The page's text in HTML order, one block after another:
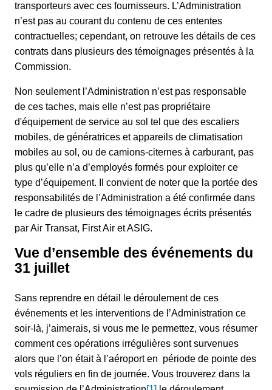
transporteurs avec ces fournisseurs. L’Administration
n’est pas au courant du contenu de ces ententes
contractuelles; cependant, on retrouve les détails de ces
contrats dans plusieurs des témoignages présentés à la
Commission.
Non seulement l’Administration n’est pas responsable
de ces taches, mais elle n’est pas propriétaire
d'équipement de service au sol tel que des escaliers
mobiles, de génératrices et appareils de climatisation
mobiles au sol, ou de camions-citernes à carburant, pas
plus qu’elle n’a d’employés formés pour exploiter ce
type d’équipement. Il convient de noter que la portée des
responsabilités de l’Administration a été confirmée dans
le cadre de plusieurs des témoignages écrits présentés
par Air Transat, First Air et ASIG.
Vue d’ensemble des événements du
31 juillet
Sans reprendre en détail le déroulement de ces
événements et les interventions de l’Administration ce
soir-là, j’aimerais, si vous me le permettez, vous résumer
comment ces opérations irrégulières sont survenues
alors que l’on était à l’aéroport en période de pointe des
vols réguliers en fin de journée. Vous trouverez dans la